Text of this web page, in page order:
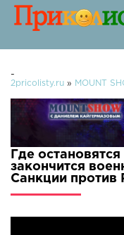
-
2pricolisty.ru » MOUNT
Где
закончится
Санкции против